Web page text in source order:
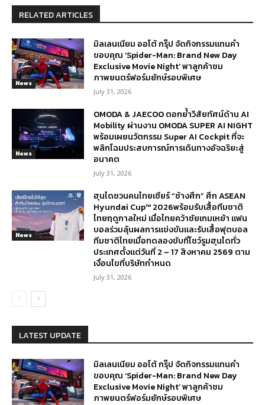
RELATED ARTICLES
News
มิลเลนเนียม ออโต้ กรุ๊ป จัดกิจกรรมแทนคำ
ขอบคุณ ‘Spider-Man: Brand New Day
Exclusive Movie Night’ พาลูกค้าชม
ภาพยนตร์ฟอร์มยักษ์รอบพิเศษ
July 31, 2026
News
OMODA & JAECOO ตอกย้ำวิสัยทัศน์ด้าน AI
Mobility ผ่านงาน OMODA SUPER AI NIGHT
พร้อมเผยนวัตกรรม Super AI Cockpit ที่จะ
พลิกโฉมประสบการณ์การเดินทางอัจฉริยะสู่
อนาคต
July 31, 2026
News
ฮุนไดชวนคนไทยเชียร์ “ช้างศึก” ศึก ASEAN
Hyundai Cup™ 2026พร้อมรับเสื้อทีมชาติ
ไทยฤดูกาลใหม่ เมื่อไทยคว้าชัยเกมเหย้า แฟน
บอลร่วมลุ้นผลการแข่งขันและรับเสื้อฟุตบอล
ทีมชาติไทยเมื่อทดลองขับที่โชว์รูมฮุนไดทั่ว
ประเทศตั้งแต่วันที่ 2 – 17 สิงหาคม 2569 ตาม
เงื่อนไขที่บริษัทกำหนด
July 31, 2026
LATEST UPDATE
มิลเลนเนียม ออโต้ กรุ๊ป จัดกิจกรรมแทนคำ
ขอบคุณ ‘Spider-Man: Brand New Day
Exclusive Movie Night’ พาลูกค้าชม
ภาพยนตร์ฟอร์มยักษ์รอบพิเศษ